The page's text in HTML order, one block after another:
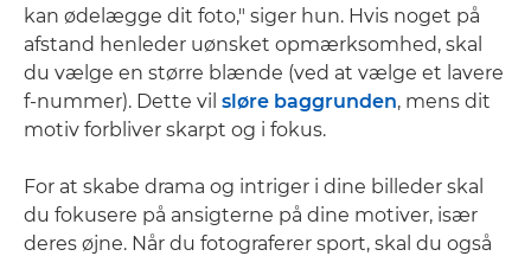
kan ødelægge dit foto," siger hun. Hvis noget på
afstand henleder uønsket opmærksomhed, skal
du vælge en større blænde (ved at vælge et lavere
f-nummer). Dette vil sløre baggrunden, mens dit
motiv forbliver skarpt og i fokus.
For at skabe drama og intriger i dine billeder skal
du fokusere på ansigterne på dine motiver, især
deres øjne. Når du fotograferer sport, skal du også